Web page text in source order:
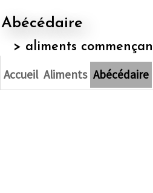
Abécédaire
aliments
Accueil Aliments Abécédaire